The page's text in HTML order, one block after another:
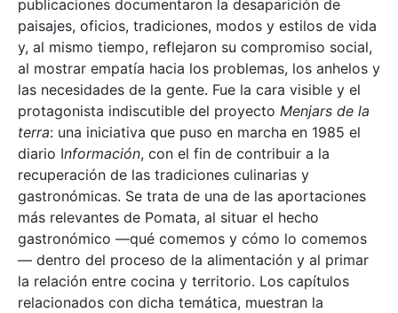
publicaciones documentaron la desaparición de
paisajes, oficios, tradiciones, modos y estilos de vida
y, al mismo tiempo, reflejaron su compromiso social,
al mostrar empatía hacia los problemas, los anhelos y
las necesidades de la gente. Fue la cara visible y el
protagonista indiscutible del proyecto Menjars de la
terra: una iniciativa que puso en marcha en 1985 el
diario Información, con el fin de contribuir a la
recuperación de las tradiciones culinarias y
gastronómicas. Se trata de una de las aportaciones
más relevantes de Pomata, al situar el hecho
gastronómico —qué comemos y cómo lo comemos
— dentro del proceso de la alimentación y al primar
la relación entre cocina y territorio. Los capítulos
relacionados con dicha temática, muestran la